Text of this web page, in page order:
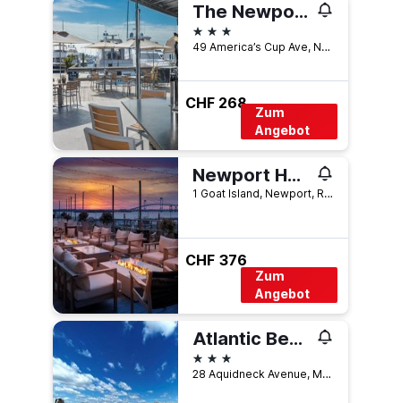
The Newport Harbor Hotel & Marina
3 Sterne
49 America’s Cup Ave, Newport, RI, USA
CHF 268
Zum
Angebot
Newport Harbor Island Resort
1 Goat Island, Newport, RI, USA
CHF 376
Zum
Angebot
Atlantic Beach Hotel Newport
3 Sterne
28 Aquidneck Avenue, Middletown, RI, USA